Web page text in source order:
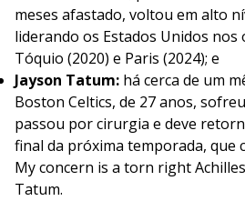
meses afastado, voltou em alto
liderando os Estados Unidos nos
Tóquio (2020) e Paris (2024); e
Jayson Tatum: há cerca de um
Boston Celtics, de 27 anos,
passou por cirurgia e deve
final da próxima temporada, que
My concern is a torn right
Tatum.